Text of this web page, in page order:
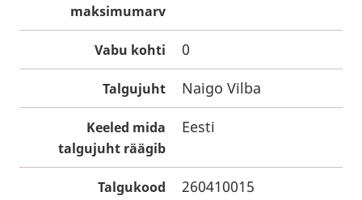
maksimumarv
Vabu kohti 0
Talgujuht Naigo Vilba
Keeled mida
talgujuht räägib
Eesti
Talgukood 260410015